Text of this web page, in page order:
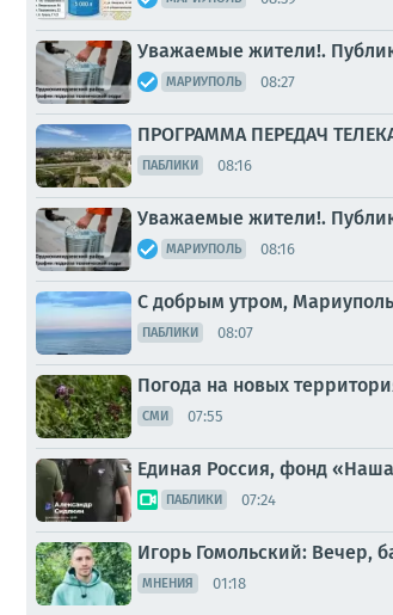
Уважаемые жители!.
МАРИУПОЛЬ 08:27
ПРОГРАММА ПЕРЕДАЧ
ПАБЛИКИ 08:16
Уважаемые жители!.
МАРИУПОЛЬ 08:16
С добрым утром,
ПАБЛИКИ 08:07
Погода на новых
СМИ 07:55
Единая Россия, фонд
ПАБЛИКИ 07:24
Игорь Гомольский: Вечер,
МНЕНИЯ 01:18